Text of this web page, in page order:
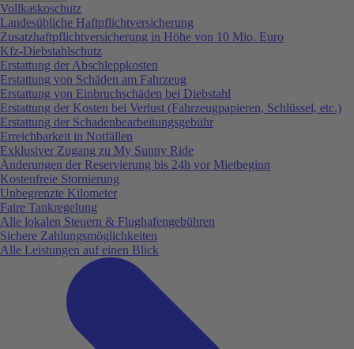
Vollkaskoschutz
Landesübliche Haftpflichtversicherung
Zusatzhaftpflichtversicherung in Höhe von 10 Mio. Euro
Kfz-Diebstahlschutz
Erstattung der Abschleppkosten
Erstattung von Schäden am Fahrzeug
Erstattung von Einbruchschäden bei Diebstahl
Erstattung der Kosten bei Verlust (Fahrzeugpapieren, Schlüssel, etc.)
Erstattung der Schadenbearbeitungsgebühr
Erreichbarkeit in Notfällen
Exklusiver Zugang zu My Sunny Ride
Änderungen der Reservierung bis 24h vor Mietbeginn
Kostenfreie Stornierung
Unbegrenzte Kilometer
Faire Tankregelung
Alle lokalen Steuern & Flughafengebühren
Sichere Zahlungsmöglichkeiten
Alle Leistungen auf einen Blick